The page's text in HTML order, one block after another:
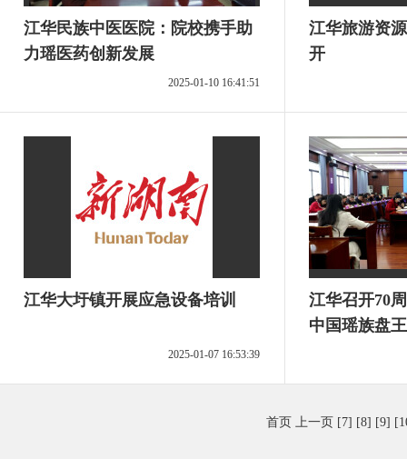
江华民族中医医院：院校携手助
力瑶医药创新发展
2025-01-10 16:41:51
江华旅游资
开
江华大圩镇开展应急设备培训
2025-01-07 16:53:39
江华召开70
中国瑶族盘
首页 上一页 [7] [8] [9]